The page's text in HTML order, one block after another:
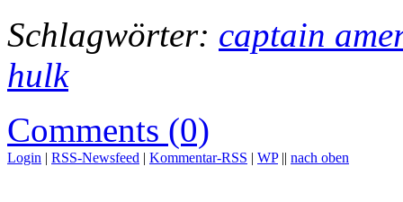
Schlagwörter: captain
hulk
Comments (0)
Login | RSS-Newsfeed | Kommentar-RSS | WP|| nach oben